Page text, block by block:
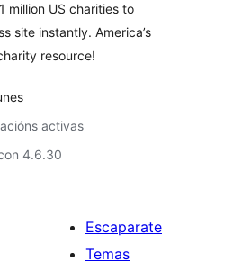
million US charities to
site instantly. America’s
resource!
activas
4.6.30
Escaparate
Temas